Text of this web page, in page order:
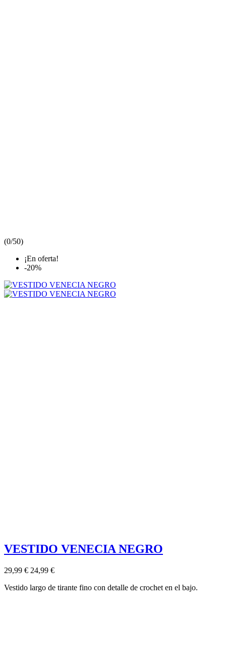
(0/50)
¡En oferta!
-20%
VESTIDO VENECIA NEGRO
29,99 € 24,99 €
Vestido largo de tirante fino con detalle de crochet en el bajo.